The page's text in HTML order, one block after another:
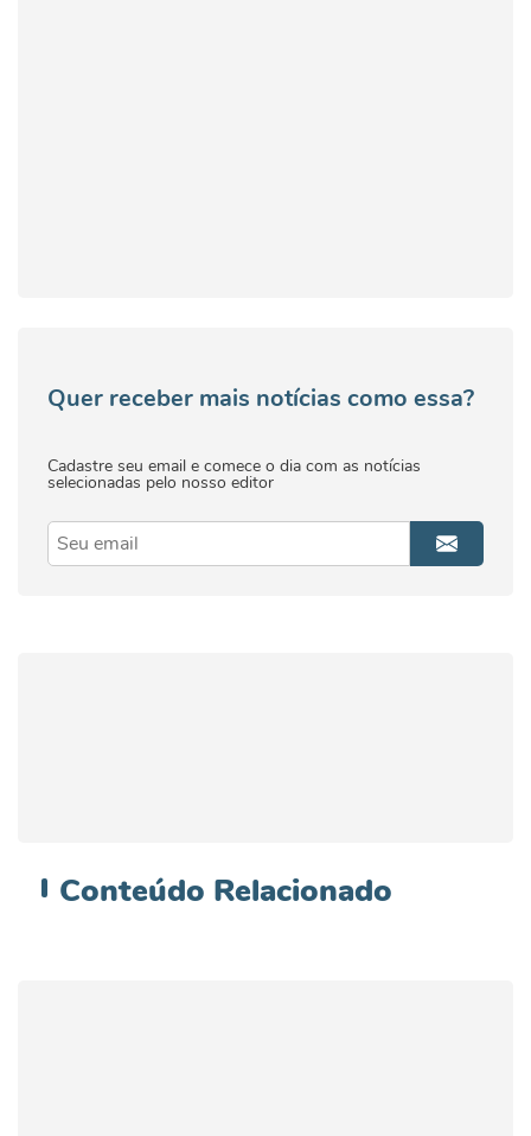
Quer receber mais notícias como essa?
Cadastre seu email e comece o dia com as notícias
selecionadas pelo nosso editor
Conteúdo Relacionado